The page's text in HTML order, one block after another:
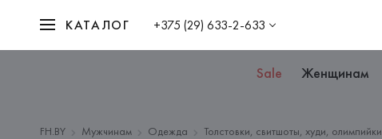
КАТАЛОГ +375 (29) 633-2-633
Sale Женщинам
FH.BY Мужчинам Одежда Толстовки, свитшоты, худи, олимпийки